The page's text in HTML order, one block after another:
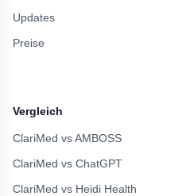
Updates
Preise
Vergleich
ClariMed vs AMBOSS
ClariMed vs ChatGPT
ClariMed vs Heidi Health